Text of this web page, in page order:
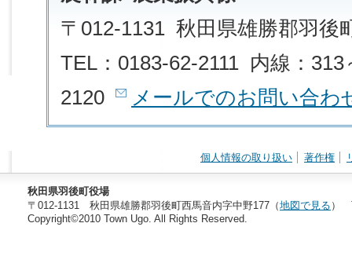
〒012-1131 秋田県雄勝郡羽後
TEL：0183-62-2111 内線：
2120
メールでのお問い合わ
個人情報の取り扱い 著作権
秋田県羽後町役場
〒012-1131 秋田県雄勝郡羽後町西馬音内字中野177（地図で見る ）
Copyright©2010 Town Ugo. All Rights Reserved.